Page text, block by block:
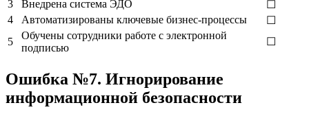
3 Внедрена система ЭДО
☐
4
Автоматизированы ключевые бизнес-процессы
☐
5
Обучены сотрудники работе с электронной
подписью
☐
Ошибка №7. Игнорирование
информационной безопасности